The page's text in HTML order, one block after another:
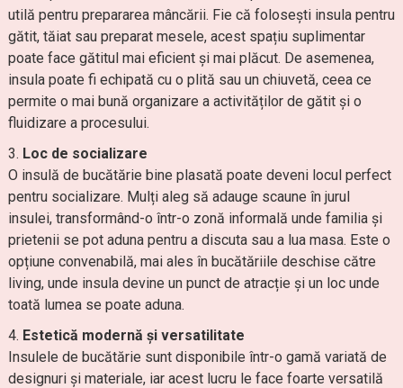
utilă pentru prepararea mâncării. Fie că folosești insula pentru
gătit, tăiat sau preparat mesele, acest spațiu suplimentar
poate face gătitul mai eficient și mai plăcut. De asemenea,
insula poate fi echipată cu o plită sau un chiuvetă, ceea ce
permite o mai bună organizare a activităților de gătit și o
fluidizare a procesului.
Loc de socializare
O insulă de bucătărie bine plasată poate deveni locul perfect
pentru socializare. Mulți aleg să adauge scaune în jurul
insulei, transformând-o într-o zonă informală unde familia și
prietenii se pot aduna pentru a discuta sau a lua masa. Este o
opțiune convenabilă, mai ales în bucătăriile deschise către
living, unde insula devine un punct de atracție și un loc unde
toată lumea se poate aduna.
Estetică modernă și versatilitate
Insulele de bucătărie sunt disponibile într-o gamă variată de
designuri și materiale, iar acest lucru le face foarte versatilă